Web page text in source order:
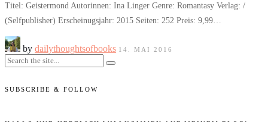
Titel: Geistermond Autorinnen: Ina Linger Genre: Romantasy Verlag: /
(Selfpublisher) Erscheinugsjahr: 2015 Seiten: 252 Preis: 9,99…
by dailythoughtsofbooks 14. MAI 2016
SUBSCRIBE & FOLLOW